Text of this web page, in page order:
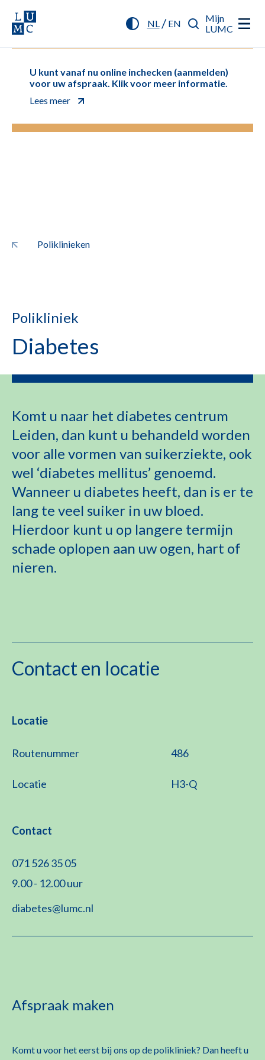
NL/ EN
Mijn
LUMC
U kunt vanaf nu online inchecken (aanmelden)
voor uw afspraak. Klik voor meer informatie.
Lees meer
Poliklinieken
Polikliniek
Diabetes
Komt u naar het diabetes centrum
Leiden, dan kunt u behandeld worden
voor alle vormen van suikerziekte, ook
wel ‘diabetes mellitus’ genoemd.
Wanneer u diabetes heeft, dan is er te
lang te veel suiker in uw bloed.
Hierdoor kunt u op langere termijn
schade oplopen aan uw ogen, hart of
nieren.
Contact en locatie
Locatie
Routenummer 486
Locatie H3-Q
Contact
071 526 35 05
9.00 - 12.00 uur
diabetes@lumc.nl
Afspraak maken
Komt u voor het eerst bij ons op de polikliniek? Dan heeft u